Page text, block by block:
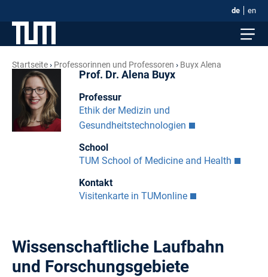
de en
Startseite Professorinnen und Professoren Buyx Alena
Prof. Dr. Alena Buyx
Professur
Ethik der Medizin und
Gesundheitstechnologien
School
TUM School of Medicine and Health
Kontakt
Visitenkarte in TUMonline
Wissenschaftliche Laufbahn
und Forschungsgebiete